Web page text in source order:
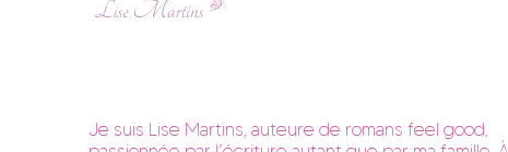
Je suis Lise Martins, auteure de romans feel good,